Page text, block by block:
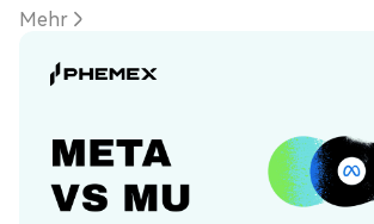
Mehr